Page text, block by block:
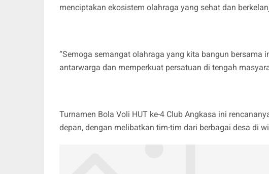
menciptakan ekosistem olahraga yang sehat dan
“Semoga semangat olahraga yang kita bangun bersama
antarwarga dan memperkuat persatuan di tengah
Turnamen Bola Voli HUT ke-4 Club Angkasa ini
depan, dengan melibatkan tim-tim dari berbagai desa di